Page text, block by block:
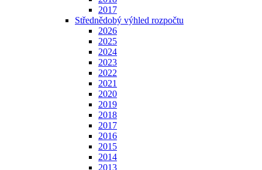
2017
Střednědobý výhled rozpočtu
2026
2025
2024
2023
2022
2021
2020
2019
2018
2017
2016
2015
2014
2013